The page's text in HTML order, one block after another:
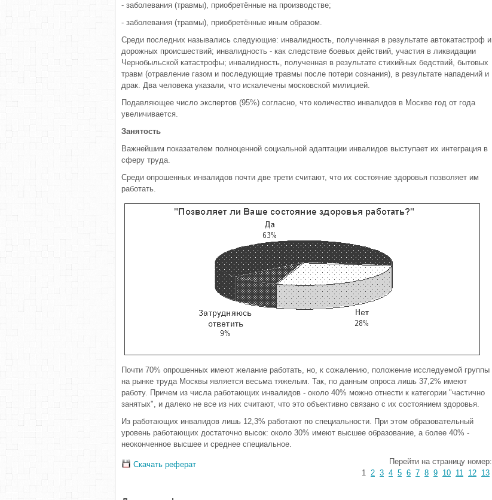
- заболевания (травмы), приобретённые на производстве;
- заболевания (травмы), приобретённые иным образом.
Среди последних назывались следующие: инвалидность, полученная в результате автокатастроф и
дорожных происшествий; инвалидность - как следствие боевых действий, участия в ликвидации
Чернобыльской катастрофы; инвалидность, полученная в результате стихийных бедствий, бытовых
травм (отравление газом и последующие травмы после потери сознания), в результате нападений и
драк. Два человека указали, что искалечены московской милицией.
Подавляющее число экспертов (95%) согласно, что количество инвалидов в Москве год от года
увеличивается.
Занятость
Важнейшим показателем полноценной социальной адаптации инвалидов выступает их интеграция в
сферу труда.
Среди опрошенных инвалидов почти две трети считают, что их состояние здоровья позволяет им
работать.
Почти 70% опрошенных имеют желание работать, но, к сожалению, положение исследуемой группы
на рынке труда Москвы является весьма тяжелым. Так, по данным опроса лишь 37,2% имеют
работу. Причем из числа работающих инвалидов - около 40% можно отнести к категории "частично
занятых", и далеко не все из них считают, что это объективно связано с их состоянием здоровья.
Из работающих инвалидов лишь 12,3% работают по специальности. При этом образовательный
уровень работающих достаточно высок: около 30% имеют высшее образование, а более 40% -
неоконченное высшее и среднее специальное.
Скачать реферат
Перейти на страницу номер:
1 2 3 4 5 6 7 8 9 10 11 12 13